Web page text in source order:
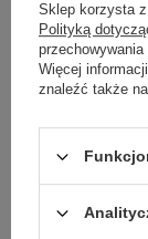
Sklep korzysta
Polityką
Więcej
znaleźć także